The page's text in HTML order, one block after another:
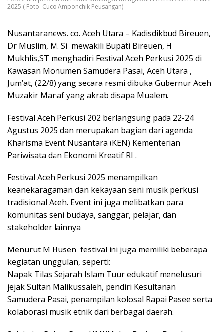
2025 ( Foto Cuco Amponchik Peusangan)
Nusantaranews. co. Aceh Utara – Kadisdikbud Bireuen,
Dr Muslim, M. Si mewakili Bupati Bireuen, H
Mukhlis,ST menghadiri Festival Aceh Perkusi 2025 di
Kawasan Monumen Samudera Pasai, Aceh Utara ,
Jum’at, (22/8) yang secara resmi dibuka Gubernur Aceh
Muzakir Manaf yang akrab disapa Mualem.
Festival Aceh Perkusi 202 berlangsung pada 22-24
Agustus 2025 dan merupakan bagian dari agenda
Kharisma Event Nusantara (KEN) Kementerian
Pariwisata dan Ekonomi Kreatif RI .
Festival Aceh Perkusi 2025 menampilkan
keanekaragaman dan kekayaan seni musik perkusi
tradisional Aceh. Event ini juga melibatkan para
komunitas seni budaya, sanggar, pelajar, dan
stakeholder lainnya
Menurut M Husen festival ini juga memiliki beberapa
kegiatan unggulan, seperti:
Napak Tilas Sejarah Islam Tuur edukatif menelusuri
jejak Sultan Malikussaleh, pendiri Kesultanan
Samudera Pasai, penampilan kolosal Rapai Pasee serta
kolaborasi musik etnik dari berbagai daerah.